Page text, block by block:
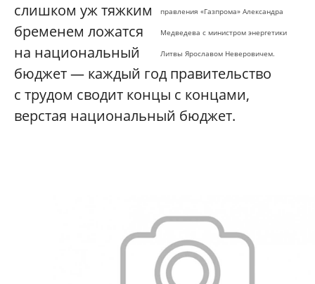
правления «Газпрома» Александра
Медведева с министром энергетики
Литвы Ярославом Неверовичем.
слишком уж тяжким
бременем ложатся
на национальный
бюджет — каждый год правительство
с трудом сводит концы с концами,
верстая национальный бюджет.